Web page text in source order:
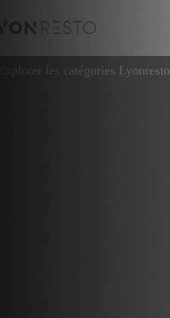
Explorer les catégories Lyonresto